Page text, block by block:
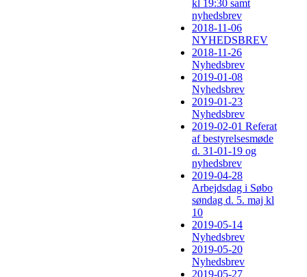
kl 19:30 samt
nyhedsbrev
2018-11-06
NYHEDSBREV
2018-11-26
Nyhedsbrev
2019-01-08
Nyhedsbrev
2019-01-23
Nyhedsbrev
2019-02-01 Referat
af bestyrelsesmøde
d. 31-01-19 og
nyhedsbrev
2019-04-28
Arbejdsdag i Søbo
søndag d. 5. maj kl
10
2019-05-14
Nyhedsbrev
2019-05-20
Nyhedsbrev
2019-05-27